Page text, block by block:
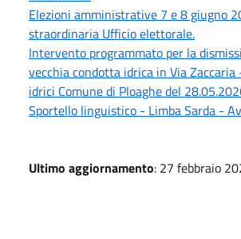
Elezioni amministrative 7 e 8 giugno
straordinaria Ufficio elettorale.
Intervento programmato per la
vecchia condotta idrica in Via Zaccaria
idrici Comune di Ploaghe del
Sportello linguistico - Limba Sarda -
Ultimo aggiornamento: 27 febbraio